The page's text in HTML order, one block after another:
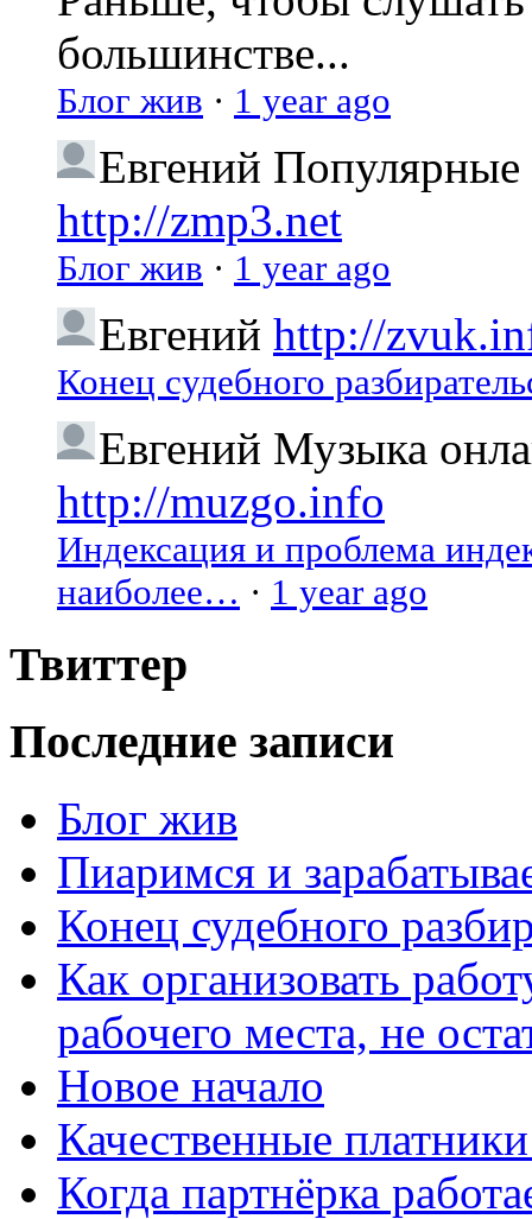
большинстве...
Блог жив · 1 year ago
Евгений Популярные
http://zmp3.net
Блог жив · 1 year ago
Евгений http://
Конец судебного
Евгений Музыка
http://muzgo.info
Индексация и проблема
наиболее… · 1 year ago
Твиттер
Последние записи
Блог жив
Пиаримся и
Конец судебного
Как организовать
рабочего места, не
Новое начало
Качественные
Когда партнёрка